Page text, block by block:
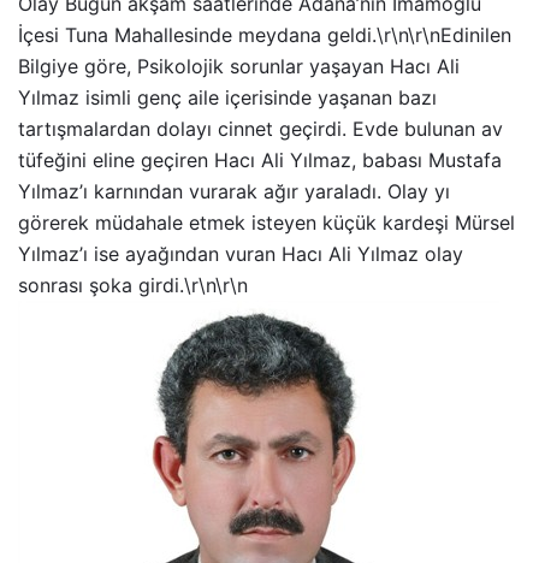
İçesi Tuna Mahallesinde meydana geldi.\r\n\r\nEdinilen
Bilgiye göre, Psikolojik sorunlar yaşayan Hacı Ali
Yılmaz isimli genç aile içerisinde yaşanan bazı
tartışmalardan dolayı cinnet geçirdi. Evde bulunan av
tüfeğini eline geçiren Hacı Ali Yılmaz, babası Mustafa
Yılmaz’ı karnından vurarak ağır yaraladı. Olay yı
görerek müdahale etmek isteyen küçük kardeşi Mürsel
Yılmaz’ı ise ayağından vuran Hacı Ali Yılmaz olay
sonrası şoka girdi.\r\n\r\n